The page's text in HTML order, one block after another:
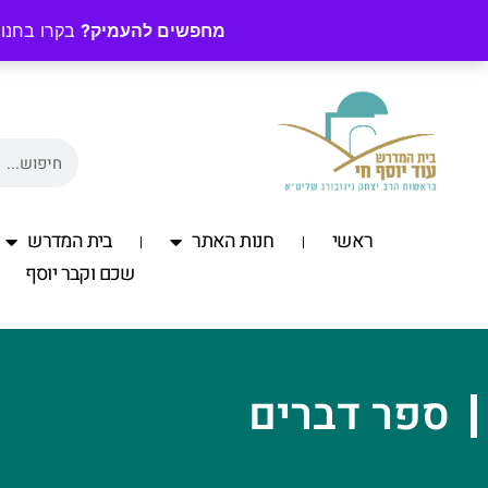
מחפשים להעמיק? בקרו
ראשי חנות האתר בית המדרש
שכם וקבר יוסף
ספר דברים